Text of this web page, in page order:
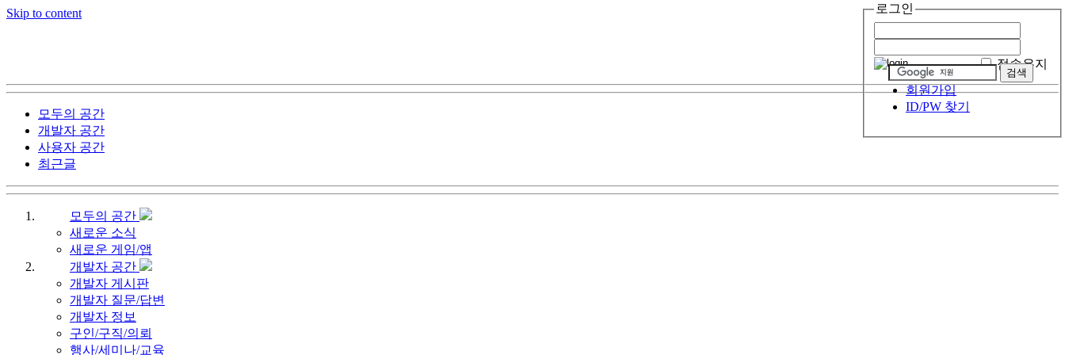
Skip to content
모두의 공간
개발자 공간
사용자 공간
최근글
로그인
접속유지
회원가입
ID/PW 찾기
모두의 공간
새로운 소식
새로운 게임/앱
개발자 공간
개발자 게시판
개발자 질문/답변
개발자 정보
구인/구직/의뢰
행사/세미나/교육